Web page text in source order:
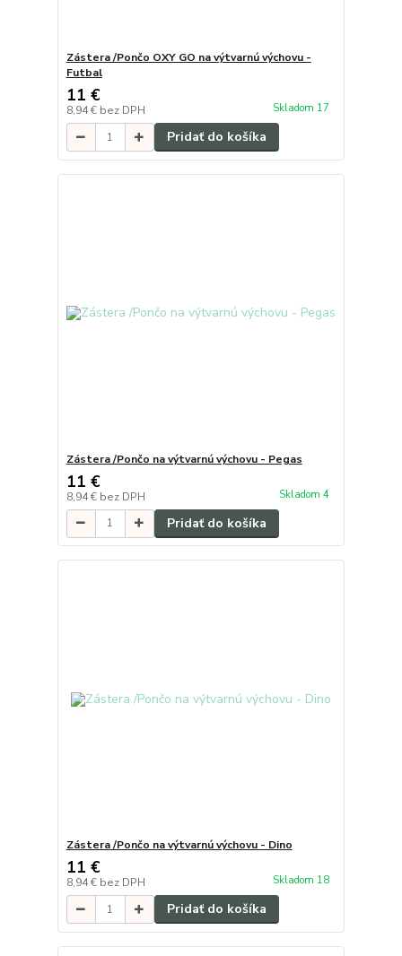
Zástera /Pončo OXY GO na výtvarnú výchovu -
Futbal
11 €
8,94 € bez DPH Skladom 17
Pridať do košíka
Zástera /Pončo na výtvarnú výchovu - Pegas
11 €
8,94 € bez DPH Skladom 4
Pridať do košíka
Zástera /Pončo na výtvarnú výchovu - Dino
11 €
8,94 € bez DPH Skladom 18
Pridať do košíka